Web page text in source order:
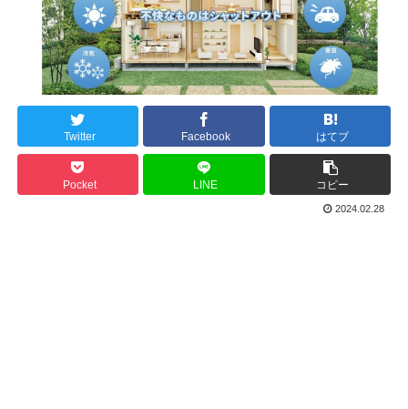
Twitter Facebook はてブ
Pocket LINE コピー
2024.02.28